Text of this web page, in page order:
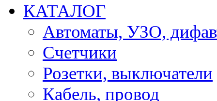
КАТАЛОГ
Автоматы, УЗО,
Счетчики
Розетки, выключатели
Кабель, провод